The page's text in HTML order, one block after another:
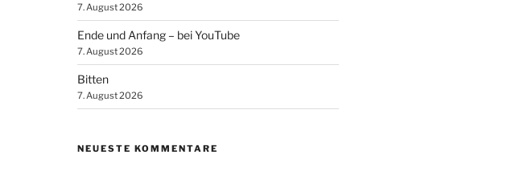
7. August 2026
Ende und Anfang – bei YouTube
7. August 2026
Bitten
7. August 2026
NEUESTE KOMMENTARE